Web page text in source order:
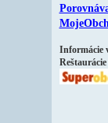
Informácie